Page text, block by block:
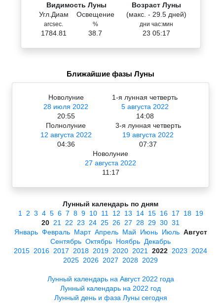
Видимость Луны
Угл.Диам
arcsec.
1784.81
Освещение
%
38.7
Возраст Луны
(макс. - 29.5 дней)
дни час:мин
23 05:17
Ближайшие фазы Луны
Новолуние
28 июля 2022
20:55
1-я лунная четверть
5 августа 2022
14:08
Полнолуние
12 августа 2022
04:36
3-я лунная четверть
19 августа 2022
07:37
Новолуние
27 августа 2022
11:17
Лунный календарь по дням
1
2 3 4 5 6 7 8 9 10 11 12 13 14 15 16 17 18 19
20 21 22 23 24 25 26 27 28 29 30 31
Январь Февраль Март Апрель Май Июнь Июль Август
Сентябрь Октябрь Ноябрь Декабрь
2015 2016 2017 2018 2019 2020 2021 2022 2023
2024
2025 2026 2027 2028 2029
Лунный календарь на Август 2022 года
Лунный календарь на 2022 год
Лунный день и фаза Луны сегодня